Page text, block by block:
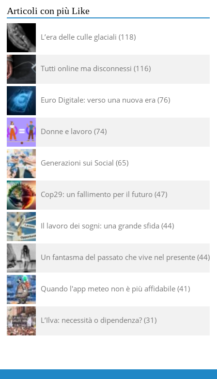
Articoli con più Like
L’era delle culle glaciali 118
Tutti online ma disconnessi 116
Euro Digitale: verso una nuova era 76
Donne e lavoro 74
Generazioni sui Social 65
Cop29: un fallimento per il futuro 47
Il lavoro dei sogni: una grande sfida 44
Un fantasma del passato che vive nel presente 44
Quando l'app meteo non è più affidabile 41
L’Ilva: necessità o dipendenza? 31